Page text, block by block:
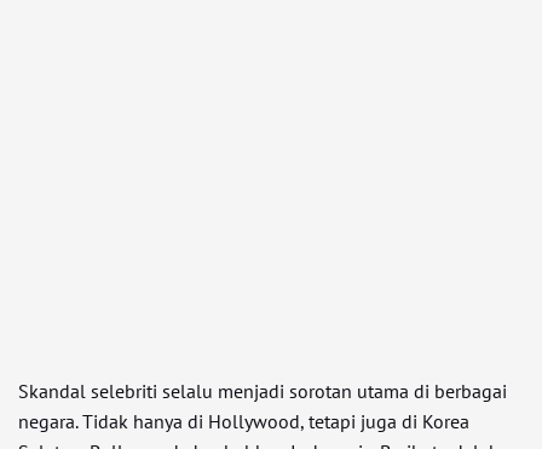
Skandal selebriti selalu menjadi sorotan utama di berbagai
negara. Tidak hanya di Hollywood, tetapi juga di Korea